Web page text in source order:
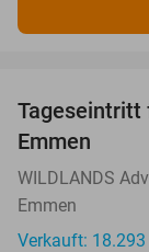
Tageseintritt
Emmen
WILDLANDS
Emmen
Verkauft: 18.293